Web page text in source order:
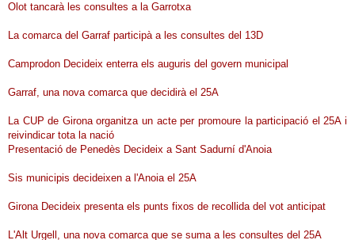
Olot tancarà les consultes a la Garrotxa
La comarca del Garraf participà a les consultes del 13D
Camprodon Decideix enterra els auguris del govern municipal
Garraf, una nova comarca que decidirà el 25A
La CUP de Girona organitza un acte per promoure la participació el 25A i
reivindicar tota la nació
Presentació de Penedès Decideix a Sant Sadurní d'Anoia
Sis municipis decideixen a l'Anoia el 25A
Girona Decideix presenta els punts fixos de recollida del vot anticipat
L'Alt Urgell, una nova comarca que se suma a les consultes del 25A